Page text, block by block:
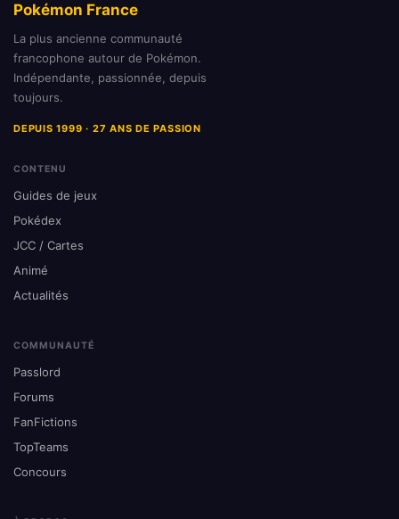
Pokémon France
La plus ancienne communauté
francophone autour de Pokémon.
Indépendante, passionnée, depuis
toujours.
DEPUIS 1999 · 27 ANS DE PASSION
CONTENU
Guides de jeux
Pokédex
JCC / Cartes
Animé
Actualités
COMMUNAUTÉ
Passlord
Forums
FanFictions
TopTeams
Concours